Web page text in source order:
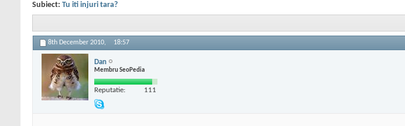
Subiect: Tu iti injuri tara?
8th December 2010, 18:57
Dan
Membru SeoPedia
Reputatie: 111